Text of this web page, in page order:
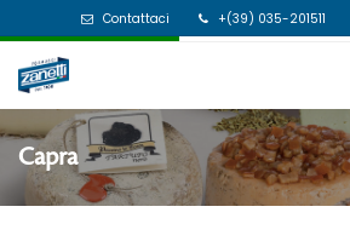
Contattaci +(39) 035-201511
Capra